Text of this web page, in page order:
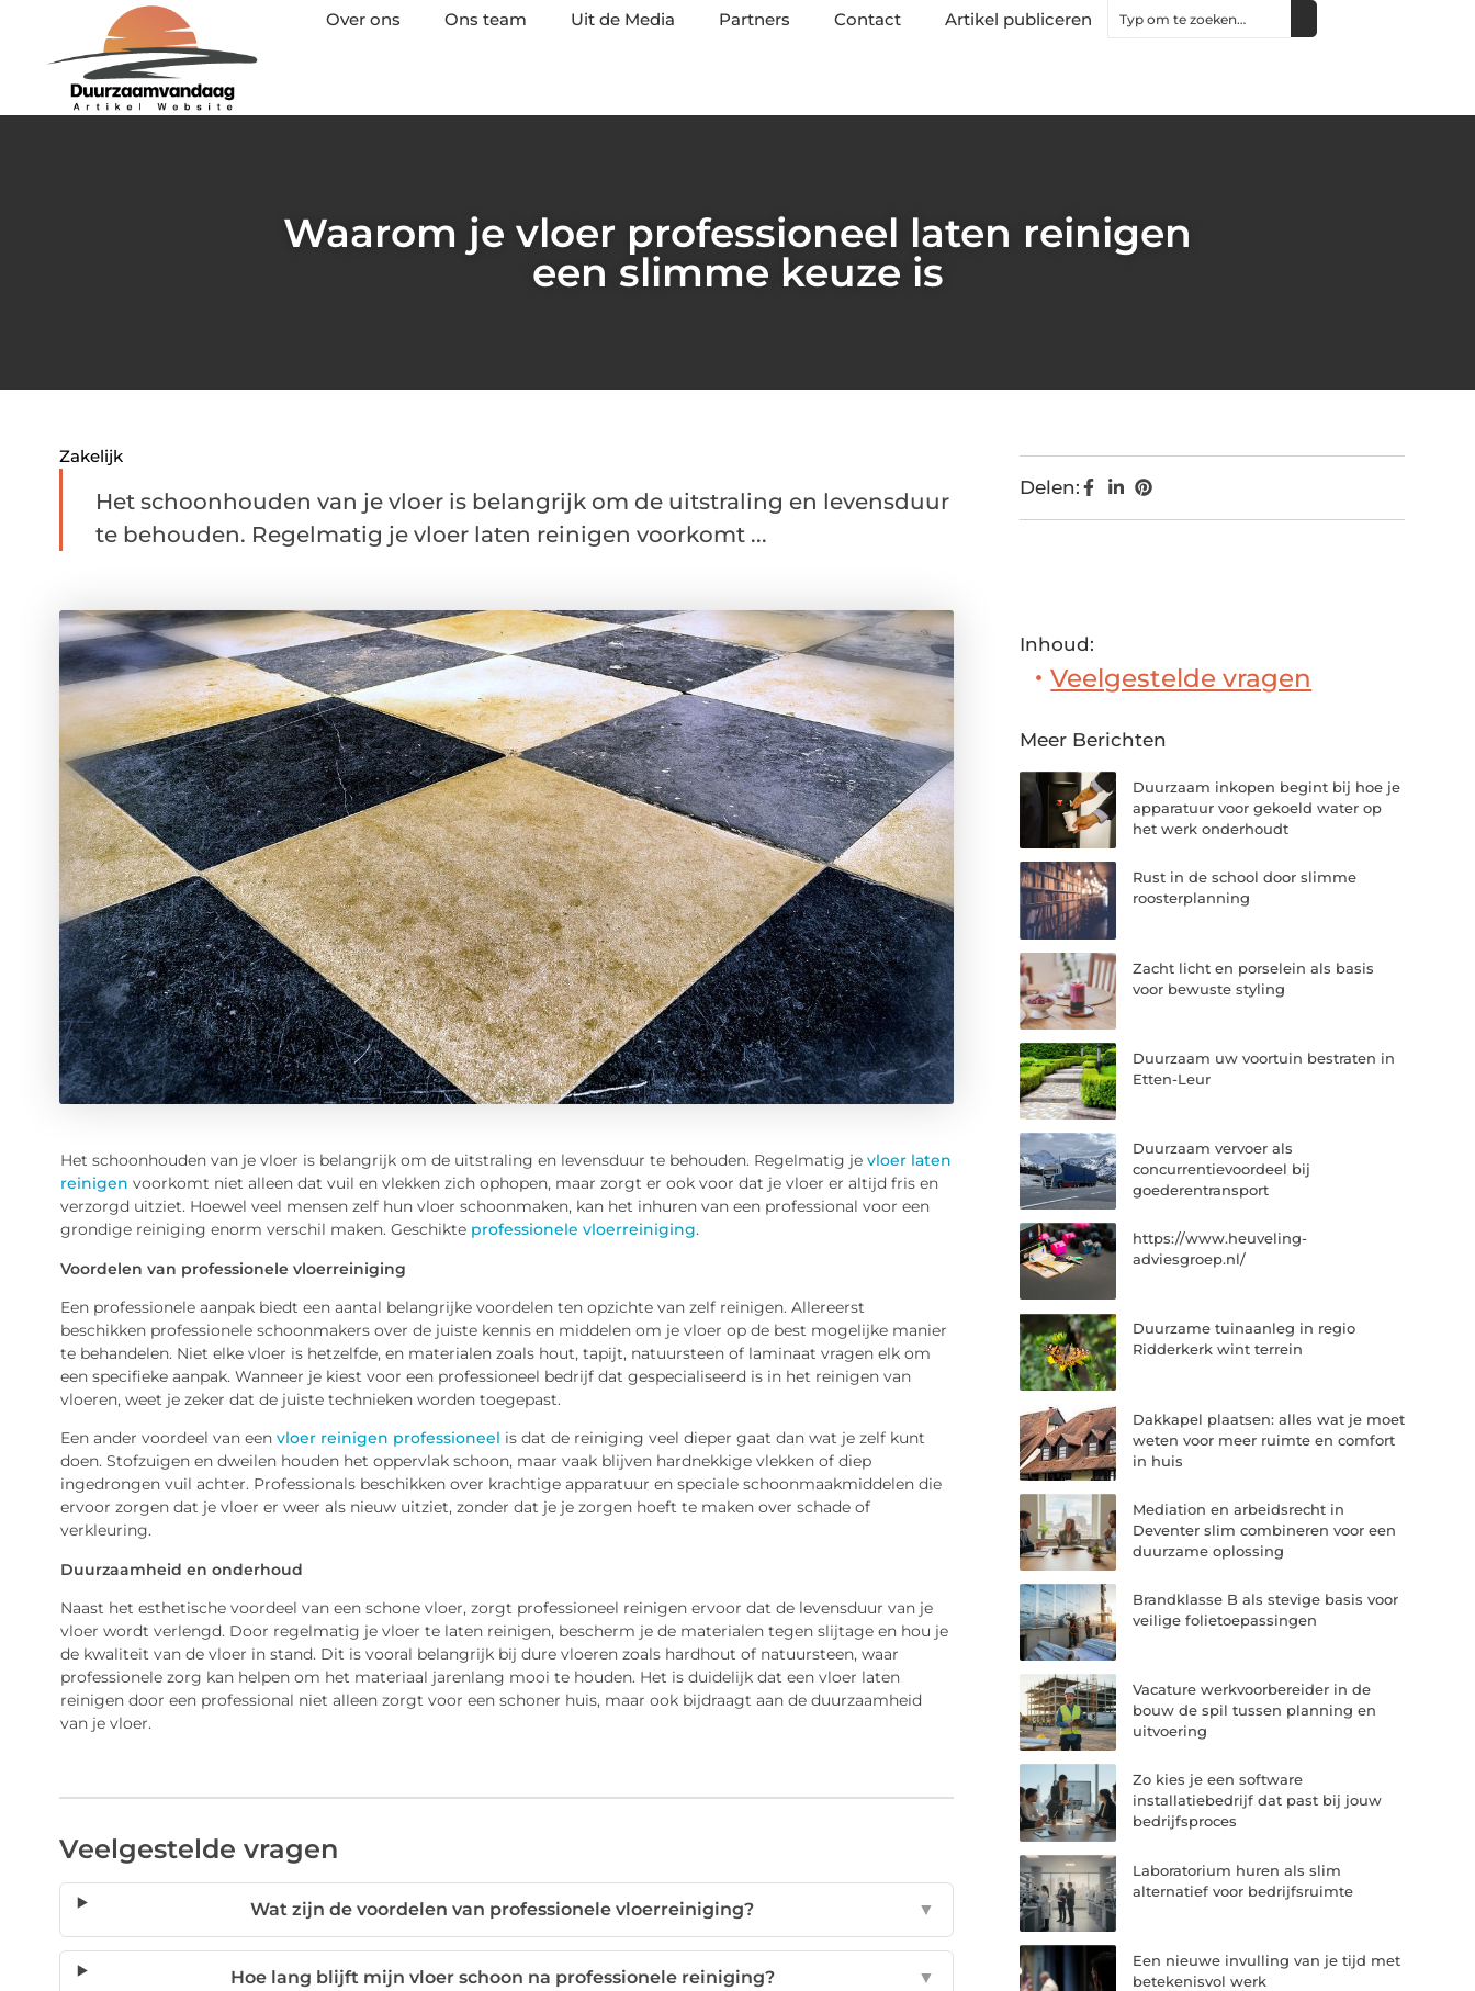
Over ons Ons team Uit de Media Partners Contact Artikel publiceren
Waarom je vloer professioneel laten reinigen
een slimme keuze is
Zakelijk
Het schoonhouden van je vloer is belangrijk om de uitstraling en levensduur
te behouden. Regelmatig je vloer laten reinigen voorkomt ...
Het schoonhouden van je vloer is belangrijk om de uitstraling en levensduur te behouden. Regelmatig je vloer laten
reinigen voorkomt niet alleen dat vuil en vlekken zich ophopen, maar zorgt er ook voor dat je vloer er altijd fris en
verzorgd uitziet. Hoewel veel mensen zelf hun vloer schoonmaken, kan het inhuren van een professional voor een
grondige reiniging enorm verschil maken. Geschikte professionele vloerreiniging.
Voordelen van professionele vloerreiniging
Een professionele aanpak biedt een aantal belangrijke voordelen ten opzichte van zelf reinigen. Allereerst
beschikken professionele schoonmakers over de juiste kennis en middelen om je vloer op de best mogelijke manier
te behandelen. Niet elke vloer is hetzelfde, en materialen zoals hout, tapijt, natuursteen of laminaat vragen elk om
een specifieke aanpak. Wanneer je kiest voor een professioneel bedrijf dat gespecialiseerd is in het reinigen van
vloeren, weet je zeker dat de juiste technieken worden toegepast.
Een ander voordeel van een vloer reinigen professioneel is dat de reiniging veel dieper gaat dan wat je zelf kunt
doen. Stofzuigen en dweilen houden het oppervlak schoon, maar vaak blijven hardnekkige vlekken of diep
ingedrongen vuil achter. Professionals beschikken over krachtige apparatuur en speciale schoonmaakmiddelen die
ervoor zorgen dat je vloer er weer als nieuw uitziet, zonder dat je je zorgen hoeft te maken over schade of
verkleuring.
Duurzaamheid en onderhoud
Naast het esthetische voordeel van een schone vloer, zorgt professioneel reinigen ervoor dat de levensduur van je
vloer wordt verlengd. Door regelmatig je vloer te laten reinigen, bescherm je de materialen tegen slijtage en hou je
de kwaliteit van de vloer in stand. Dit is vooral belangrijk bij dure vloeren zoals hardhout of natuursteen, waar
professionele zorg kan helpen om het materiaal jarenlang mooi te houden. Het is duidelijk dat een vloer laten
reinigen door een professional niet alleen zorgt voor een schoner huis, maar ook bijdraagt aan de duurzaamheid
van je vloer.
Veelgestelde vragen
Wat zijn de voordelen van professionele vloerreiniging? ▼
Hoe lang blijft mijn vloer schoon na professionele reiniging? ▼
Delen:
Inhoud:
Veelgestelde vragen
Meer Berichten
Duurzaam inkopen begint bij hoe je
apparatuur voor gekoeld water op
het werk onderhoudt
Rust in de school door slimme
roosterplanning
Zacht licht en porselein als basis
voor bewuste styling
Duurzaam uw voortuin bestraten in
Etten-Leur
Duurzaam vervoer als
concurrentievoordeel bij
goederentransport
https://www.heuveling-
adviesgroep.nl/
Duurzame tuinaanleg in regio
Ridderkerk wint terrein
Dakkapel plaatsen: alles wat je moet
weten voor meer ruimte en comfort
in huis
Mediation en arbeidsrecht in
Deventer slim combineren voor een
duurzame oplossing
Brandklasse B als stevige basis voor
veilige folietoepassingen
Vacature werkvoorbereider in de
bouw de spil tussen planning en
uitvoering
Zo kies je een software
installatiebedrijf dat past bij jouw
bedrijfsproces
Laboratorium huren als slim
alternatief voor bedrijfsruimte
Een nieuwe invulling van je tijd met
betekenisvol werk